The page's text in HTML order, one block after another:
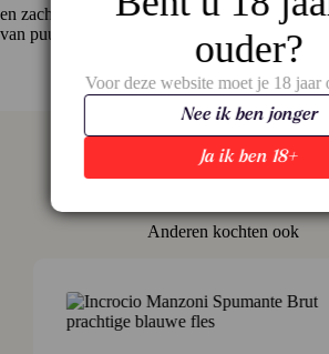
en zachtheid moeiteloos combineert – perfect
van puur wit met karakter.
Anderen kochten ook
ouder?
Voor deze website moet je 18 jaar
Ja ik ben 18+
Nee ik ben jonger